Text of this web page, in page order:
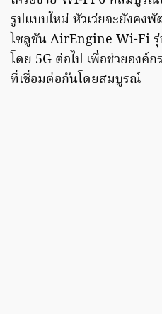
รูปแบบใหม่ หัวเว่ยจะยังค
โซลูชัน AirEngine Wi-Fi
โดย 5G ต่อไป เพื่อช่วยองค์
ที่เชื่อมต่อกันโดยสมบูรณ์